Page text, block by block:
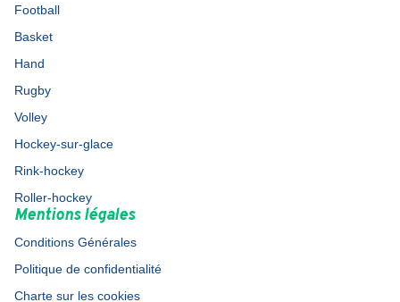
Football
Basket
Hand
Rugby
Volley
Hockey-sur-glace
Rink-hockey
Roller-hockey
Mentions légales
Conditions Générales
Politique de confidentialité
Charte sur les cookies